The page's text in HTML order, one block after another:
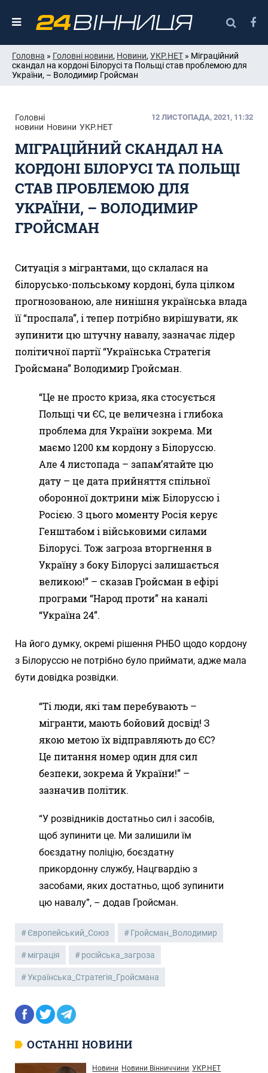
Головна » Головні новини, Новини, УКР.НЕТ » Міграційний
скандал на кордоні Білорусі та Польщі став проблемою для
України, – Володимир Гройсман
Головні
новини Новини УКР.НЕТ
12 ЛИСТОПАДА, 2021, 11:32
МІГРАЦІЙНИЙ СКАНДАЛ НА
КОРДОНІ БІЛОРУСІ ТА ПОЛЬЩІ
СТАВ ПРОБЛЕМОЮ ДЛЯ
УКРАЇНИ, – ВОЛОДИМИР
ГРОЙСМАН
Ситуація з мігрантами, що склалася на
білорусько-польському кордоні, була цілком
прогнозованою, але нинішня українська влада
її “проспала”, і тепер потрібно вирішувати, як
зупинити цю штучну навалу, зазначає лідер
політичної партії “Українська Стратегія
Гройсмана” Володимир Гройсман.
“Це не просто криза, яка стосується
Польщі чи ЄС, це величезна і глибока
проблема для України зокрема. Ми
маємо 1200 км кордону з Білоруссю.
Але 4 листопада – запам’ятайте цю
дату – це дата прийняття спільної
оборонної доктрини між Білоруссю і
Росією. З цього моменту Росія керує
Генштабом і військовими силами
Білорусі. Тож загроза вторгнення в
Україну з боку Білорусі залишається
великою!” – сказав Гройсман в ефірі
програми “Народ проти” на каналі
“Україна 24”.
На його думку, окремі рішення РНБО щодо кордону
з Білоруссю не потрібно було приймати, адже мала
бути довідка розвідки.
“Ті люди, які там перебувають –
мігранти, мають бойовий досвід! З
якою метою їх відправляють до ЄС?
Це питання номер один для сил
безпеки, зокрема й України!” –
зазначив політик.
“У розвідників достатньо сил і засобів,
щоб зупинити це. Ми залишили їм
боєздатну поліцію, боєздатну
прикордонну службу, Нацгвардію з
засобами, яких достатньо, щоб зупинити
цю навалу”, – додав Гройсман.
Європейський_Союз Гройсман_Володимир
міграція російська_загроза
Українська_Стратегія_Гройсмана
ОСТАННІ НОВИНИ
Новини Новини Вінниччини УКР.НЕТ